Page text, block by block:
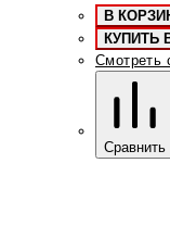
В
КУПИТЬ
Смотреть
Сравнить